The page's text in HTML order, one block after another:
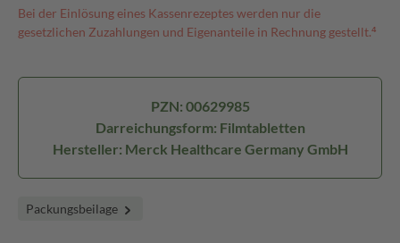
Bei der Einlösung eines Kassenrezeptes werden nur die
gesetzlichen Zuzahlungen und Eigenanteile in Rechnung gestellt.⁴
PZN: 00629985
Darreichungsform: Filmtabletten
Hersteller: Merck Healthcare Germany GmbH
Packungsbeilage